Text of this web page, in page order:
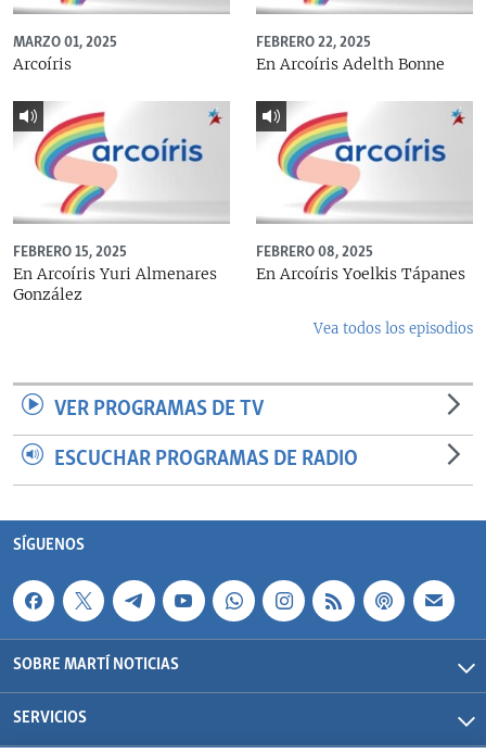
MARZO 01, 2025
Arcoíris
FEBRERO 22, 2025
En Arcoíris Adelth Bonne
FEBRERO 15, 2025
En Arcoíris Yuri Almenares
González
FEBRERO 08, 2025
En Arcoíris Yoelkis Tápanes
Vea todos los episodios
VER PROGRAMAS DE TV
ESCUCHAR PROGRAMAS DE RADIO
SÍGUENOS
SOBRE MARTÍ NOTICIAS
SERVICIOS